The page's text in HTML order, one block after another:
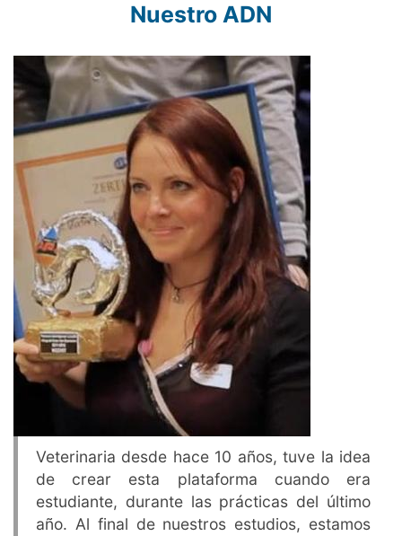
Nuestro ADN
Veterinaria desde hace 10 años, tuve la idea
de crear esta plataforma cuando era
estudiante, durante las prácticas del último
año. Al final de nuestros estudios, estamos